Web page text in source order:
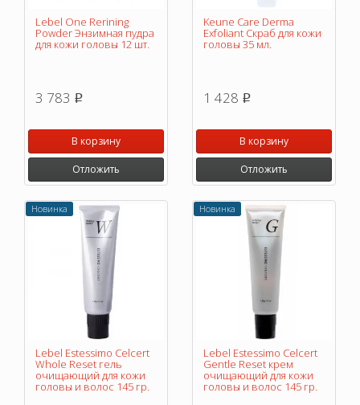
Lebel One Rerining
Powder Энзимная пудра
для кожи головы 12 шт.
3 783 p
В корзину
Отложить
Keune Care Derma
Exfoliant Скраб для кожи
головы 35 мл.
1 428 p
В корзину
Отложить
Новинка
Lebel Estessimo Celcert
Whole Reset гель
очищающий для кожи
головы и волос 145 гр.
Новинка
Lebel Estessimo Celcert
Gentle Reset крем
очищающий для кожи
головы и волос 145 гр.